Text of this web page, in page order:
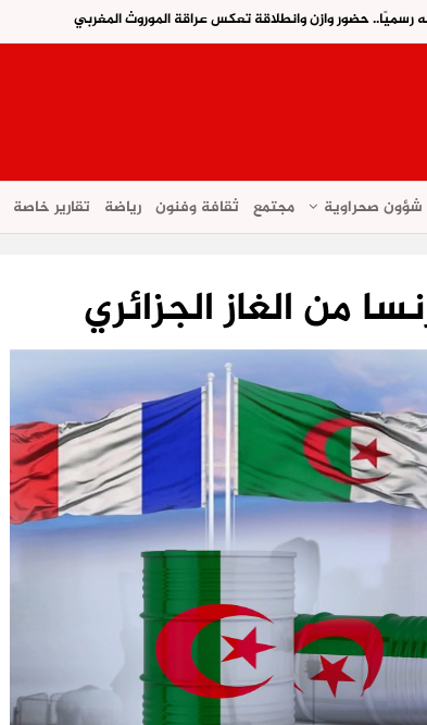
رسميًا.. حضور وازن وانطلاقة تعكس عراقة الموروث المغربي
شؤون صحراوية مجتمع ثقافة وفنون رياضة تقارير خاصة
من الغاز الجزائري